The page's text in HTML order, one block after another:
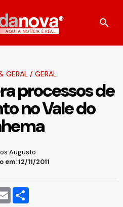
GERAL/ GERAL
processos de
no Vale do
Augusto
em: 12/11/2011
Email